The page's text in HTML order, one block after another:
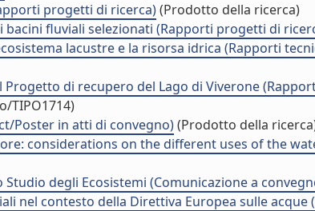
progetti di ricerca)(Prodotto della ricerca)
fluviali selezionati (Rapporti progetti di
lacustre e la risorsa idrica (Rapporti
di recupero del Lago di Viverone
TIPO1714)
Poster in atti di convegno)(Prodotto della
considerations on the different uses of the
degli Ecosistemi (Comunicazione a
contesto della Direttiva Europea sulle acque